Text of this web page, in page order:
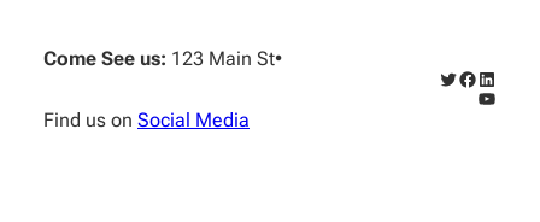
content
Come See us: 123 Main St•
Find us on Social Media
Twitter
Facebook